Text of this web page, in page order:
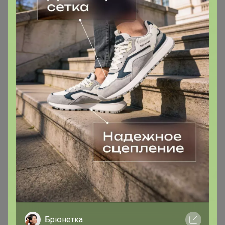
27 октября, 2022 21:49
Asty Автор уже получил заказ!
На WB, кстати, цена в разы выше))
9 декабря, 2021 17:07
Артемида
Asty, большое спасибо за такой шикарный отзыв!
9 декабря, 2021 17:05
Брюнетка